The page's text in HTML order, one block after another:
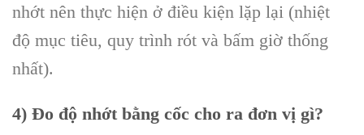
nhớt nên thực hiện ở điều kiện lặp lại (nhiệt
độ mục tiêu, quy trình rót và bấm giờ thống
nhất).
4) Đo độ nhớt bằng cốc cho ra đơn vị gì?